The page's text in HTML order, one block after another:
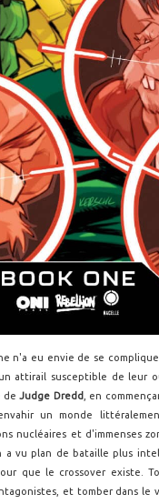
n'a eu envie de se
attirail susceptible de leur
deJudge Dredd , en
un monde
nucléaires et d'immenses
a vu plan de bataille plus
que le crossover existe.
et tomber dans le